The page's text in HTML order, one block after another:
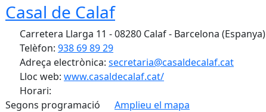
Casal de Calaf
Carretera Llarga 11 - 08280 Calaf - Barcelona (Espanya)
Telèfon: 938 69 89 29
Adreça electrònica: secretaria@casaldecalaf.cat
Lloc web: www.casaldecalaf.cat/
Horari:
Segons programació
Amplieu el mapa